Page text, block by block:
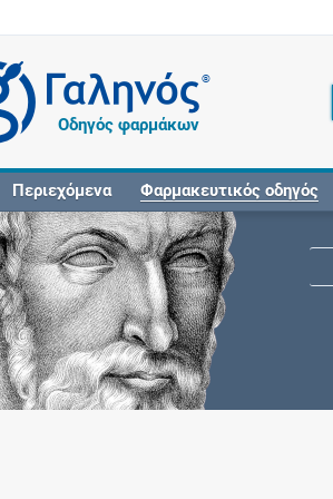
®
Οδηγός φαρμάκων
Περιεχόμενα Φαρμακευτικός οδηγός